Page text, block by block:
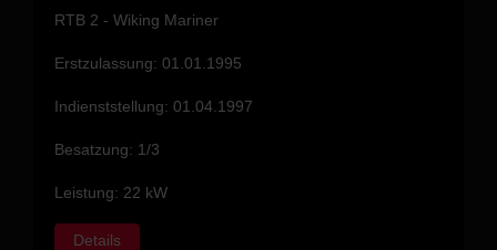
RTB 2 - Wiking Mariner
Erstzulassung: 01.01.1995
Indienststellung: 01.04.1997
Besatzung: 1/3
Leistung: 22 kW
Details